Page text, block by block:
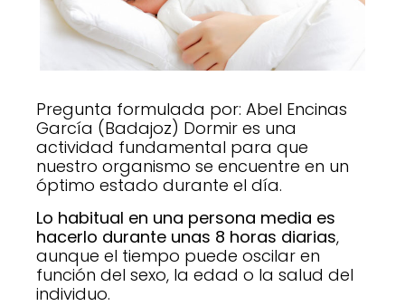
Pregunta formulada por: Abel Encinas
García (Badajoz) Dormir es una
actividad fundamental para que
nuestro organismo se encuentre en un
óptimo estado durante el día.
Lo habitual en una persona media es
hacerlo durante unas 8 horas diarias,
aunque el tiempo puede oscilar en
función del sexo, la edad o la salud del
individuo.